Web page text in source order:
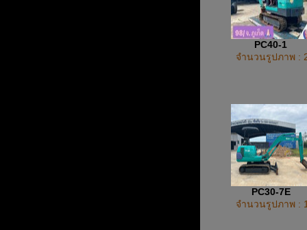
PC40-1
จำนวนรูปภาพ :
PC30-7E
จำนวนรูปภาพ :